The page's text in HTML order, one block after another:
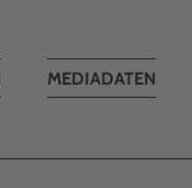
MEDIADATEN